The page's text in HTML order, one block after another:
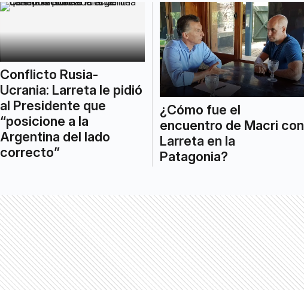
Conflicto Rusia-
Ucrania: Larreta le pidió
al Presidente que
“posicione a la
Argentina del lado
correcto”
¿Cómo fue el
encuentro de Macri con
Larreta en la
Patagonia?